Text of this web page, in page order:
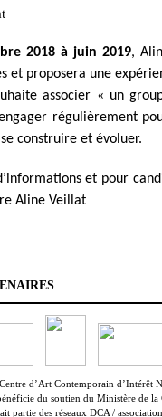
2018 à juin 2019,
et proposera une
associer « un
régulièrement
construire et évoluer.
et pour
Aline Veillat
d’Art Contemporain d’Intérêt
du soutien du Ministère de la
partie des réseaux DCA /